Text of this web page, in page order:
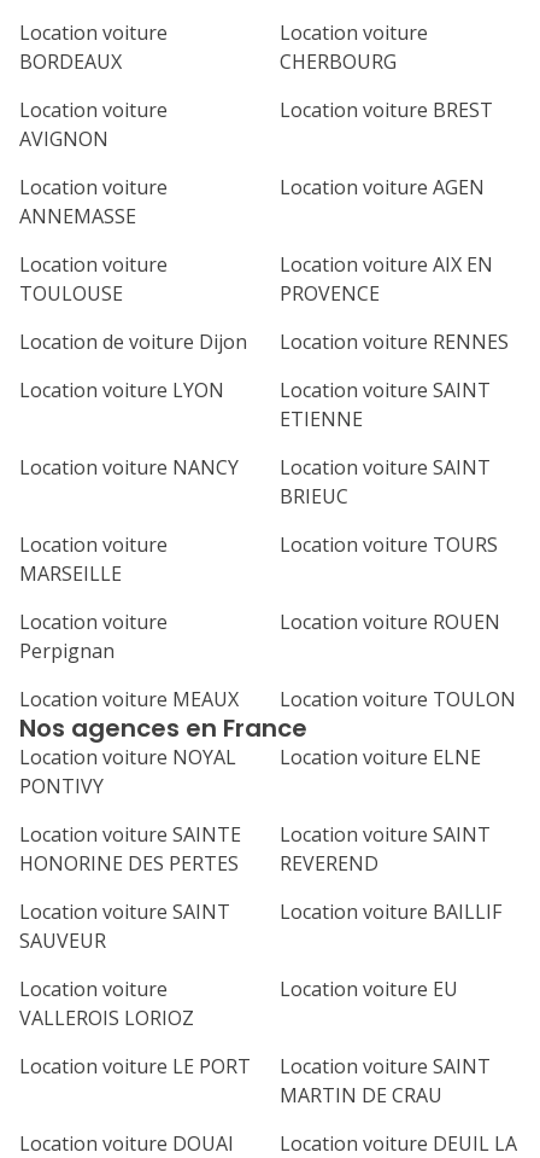
Location voiture
BORDEAUX
Location voiture
CHERBOURG
Location voiture
AVIGNON
Location voiture BREST
Location voiture
ANNEMASSE
Location voiture AGEN
Location voiture
TOULOUSE
Location voiture AIX EN
PROVENCE
Location de voiture Dijon
Location voiture RENNES
Location voiture LYON
Location voiture SAINT
ETIENNE
Location voiture NANCY
Location voiture SAINT
BRIEUC
Location voiture
MARSEILLE
Location voiture TOURS
Location voiture
Perpignan
Location voiture ROUEN
Location voiture MEAUX Location voiture TOULON
Nos agences en France
Location voiture NOYAL
PONTIVY
Location voiture ELNE
Location voiture SAINTE
HONORINE DES PERTES
Location voiture SAINT
REVEREND
Location voiture SAINT
SAUVEUR
Location voiture BAILLIF
Location voiture
VALLEROIS LORIOZ
Location voiture EU
Location voiture LE PORT
Location voiture SAINT
MARTIN DE CRAU
Location voiture DOUAI
Location voiture DEUIL LA